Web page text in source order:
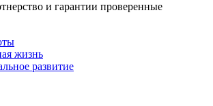
и гарантии проверенные
жизнь
развитие